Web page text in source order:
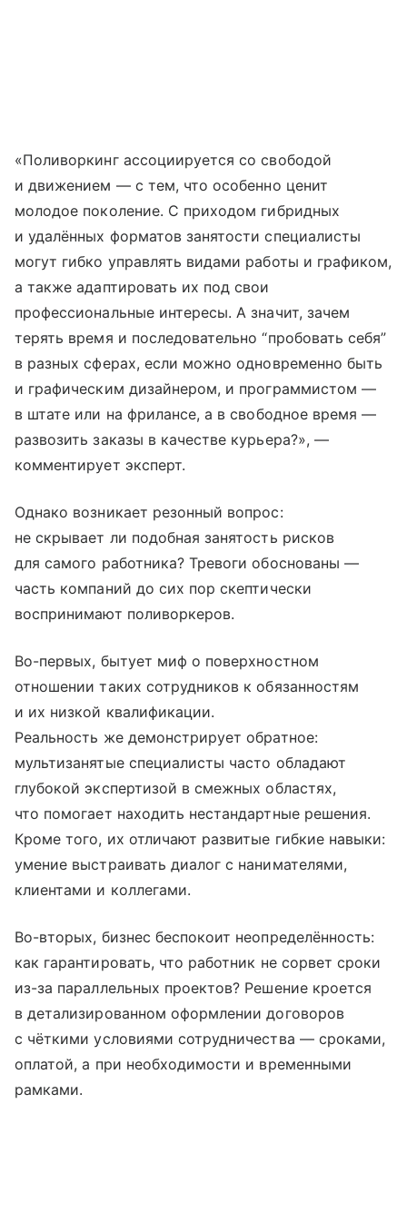
«Поливоркинг ассоциируется со свободой
и движением — с тем, что особенно ценит
молодое поколение. С приходом гибридных
и удалённых форматов занятости специалисты
могут гибко управлять видами работы и графиком,
а также адаптировать их под свои
профессиональные интересы. А значит, зачем
терять время и последовательно “пробовать себя”
в разных сферах, если можно одновременно быть
и графическим дизайнером, и программистом —
в штате или на фрилансе, а в свободное время —
развозить заказы в качестве курьера?», —
комментирует эксперт.
Однако возникает резонный вопрос:
не скрывает ли подобная занятость рисков
для самого работника? Тревоги обоснованы —
часть компаний до сих пор скептически
воспринимают поливоркеров.
Во-первых, бытует миф о поверхностном
отношении таких сотрудников к обязанностям
и их низкой квалификации.
Реальность же демонстрирует обратное:
мультизанятые специалисты часто обладают
глубокой экспертизой в смежных областях,
что помогает находить нестандартные решения.
Кроме того, их отличают развитые гибкие навыки:
умение выстраивать диалог с нанимателями,
клиентами и коллегами.
Во-вторых, бизнес беспокоит неопределённость:
как гарантировать, что работник не сорвет сроки
из-за параллельных проектов? Решение кроется
в детализированном оформлении договоров
с чёткими условиями сотрудничества — сроками,
оплатой, а при необходимости и временными
рамками.